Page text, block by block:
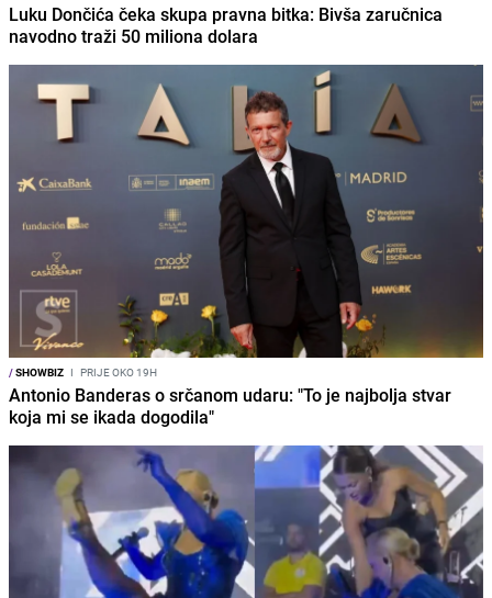
Luku Dončića čeka skupa pravna bitka: Bivša zaručnica
navodno traži 50 miliona dolara
/SHOWBIZ I PRIJE OKO 19H
Antonio Banderas o srčanom udaru: "To je najbolja stvar
koja mi se ikada dogodila"